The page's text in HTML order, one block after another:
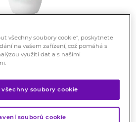
sprej 100 ml
od pocitu unavených
všechny soubory cookie“, poskytnete
na vašem zařízení, což pomáhá s
využití dat a s našimi
soubory cookie
souborů cookie